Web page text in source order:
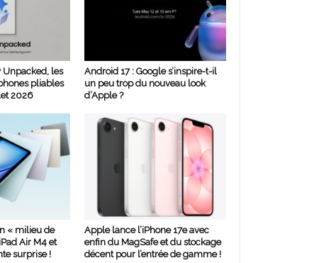
Unpacked, les
pliables
2026
Android 17 : Google s’inspire-t-il
un peu trop du nouveau look
d’Apple ?
« milieu de
Air M4 et
surprise !
Apple lance l’iPhone 17e avec
enfin du MagSafe et du stockage
décent pour l’entrée de gamme !